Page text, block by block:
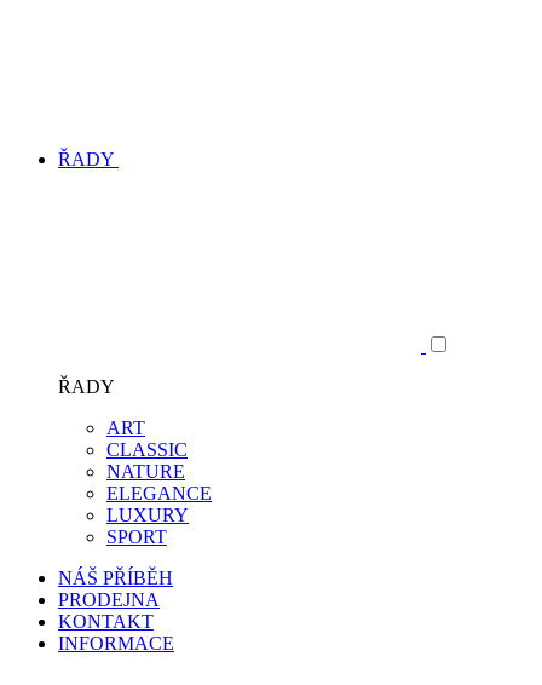
ŘADY
ŘADY
ART
CLASSIC
NATURE
ELEGANCE
LUXURY
SPORT
NÁŠ PŘÍBĚH
PRODEJNA
KONTAKT
INFORMACE